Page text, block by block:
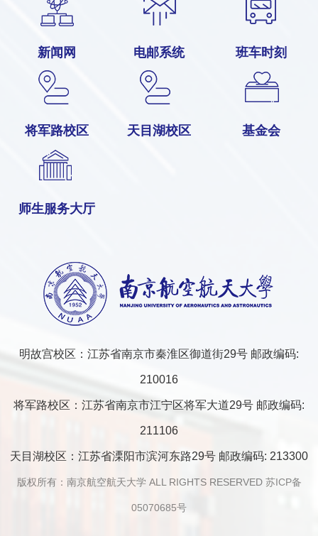
新闻网 电邮系统 班车时刻
将军路校区 天目湖校区 基金会
师生服务大厅
明故宫校区：江苏省南京市秦淮区御道街29号 邮政编码:
210016
将军路校区：江苏省南京市江宁区将军大道29号 邮政编码:
211106
天目湖校区：江苏省溧阳市滨河东路29号 邮政编码: 213300
版权所有：南京航空航天大学 ALL RIGHTS RESERVED 苏ICP备
05070685号